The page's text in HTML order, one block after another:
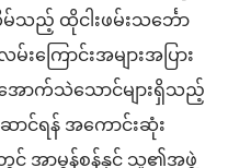
သည့် ထိုငါးဖမ်းသင်္ဘော
ကြောင်းအများအပြား
အောက်သဲသောင်များရှိသည့်
င်ရန် အကောင်းဆုံး